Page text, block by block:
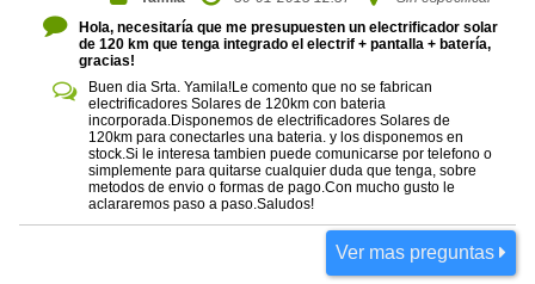
Hola, necesitaría que me presupuesten un electrificador solar
de 120 km que tenga integrado el electrif + pantalla + batería,
gracias!
Buen dia Srta. Yamila!Le comento que no se fabrican
electrificadores Solares de 120km con bateria
incorporada.Disponemos de electrificadores Solares de
120km para conectarles una bateria. y los disponemos en
stock.Si le interesa tambien puede comunicarse por telefono o
simplemente para quitarse cualquier duda que tenga, sobre
metodos de envio o formas de pago.Con mucho gusto le
aclararemos paso a paso.Saludos!
Ver mas preguntas